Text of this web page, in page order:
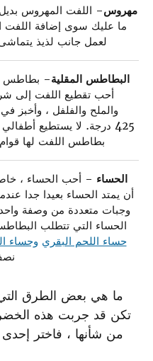
مهروس– اللفت المهروس
ما عليك سوى إضافة اللفت
لعمل جانب لذيذ
البطاطس المقلية– بطاطس
أحب تقطيع اللفت إلى
425 درجة. لا يستطيع
بطاطس اللفت لها
الحساء – أحب الحساء ،
أن يمتد الحساء بعيدا جدا
وجبات متعددة من وصفة
الحساء التي تتطلب
حساء اللحم البقري وحساء
ما هي بعض الطرق
تكن قد جربت هذه
من شأنها ، فاختر